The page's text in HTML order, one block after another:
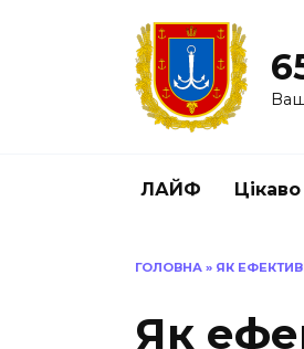
ЛАЙФ Цікаво
ГОЛОВНА » ЯК
Як